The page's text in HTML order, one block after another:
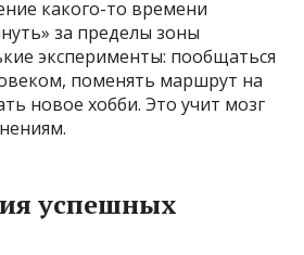
какого-то времени
за пределы зоны
эксперименты: пообщаться
поменять маршрут на
новое хобби. Это учит мозг
успешных